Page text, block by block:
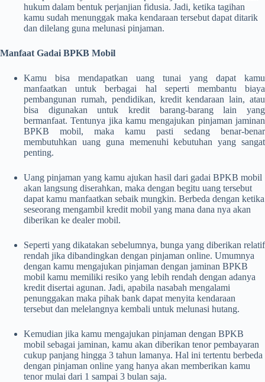
hukum dalam bentuk perjanjian fidusia. Jadi, ketika tagihan
kamu sudah menunggak maka kendaraan tersebut dapat ditarik
dan dilelang guna melunasi pinjaman.
Manfaat Gadai BPKB Mobil
Kamu bisa mendapatkan uang tunai yang dapat kamu
manfaatkan untuk berbagai hal seperti membantu biaya
pembangunan rumah, pendidikan, kredit kendaraan lain, atau
bisa digunakan untuk kredit barang-barang lain yang
bermanfaat. Tentunya jika kamu mengajukan pinjaman jaminan
BPKB mobil, maka kamu pasti sedang benar-benar
membutuhkan uang guna memenuhi kebutuhan yang sangat
penting.
Uang pinjaman yang kamu ajukan hasil dari gadai BPKB mobil
akan langsung diserahkan, maka dengan begitu uang tersebut
dapat kamu manfaatkan sebaik mungkin. Berbeda dengan ketika
seseorang mengambil kredit mobil yang mana dana nya akan
diberikan ke dealer mobil.
Seperti yang dikatakan sebelumnya, bunga yang diberikan relatif
rendah jika dibandingkan dengan pinjaman online. Umumnya
dengan kamu mengajukan pinjaman dengan jaminan BPKB
mobil kamu memiliki resiko yang lebih rendah dengan adanya
kredit disertai agunan. Jadi, apabila nasabah mengalami
penunggakan maka pihak bank dapat menyita kendaraan
tersebut dan melelangnya kembali untuk melunasi hutang.
Kemudian jika kamu mengajukan pinjaman dengan BPKB
mobil sebagai jaminan, kamu akan diberikan tenor pembayaran
cukup panjang hingga 3 tahun lamanya. Hal ini tertentu berbeda
dengan pinjaman online yang hanya akan memberikan kamu
tenor mulai dari 1 sampai 3 bulan saja.